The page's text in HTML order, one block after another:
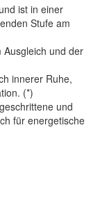
ist in einer
Stufe am
und der
innerer Ruhe,
(*)
und
für energetische